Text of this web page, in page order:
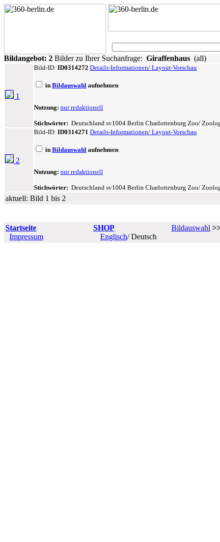
Bildangebot: 2 Bilder zu Ihrer Suchanfrage: Giraffenhaus (all)
1
Bild-ID: ID0314272 Details-Informationen/ Layout-Vorschau
in Bildauswahl aufnehmen
Nutzung: nur redaktionell
Stichwörter: Deutschland sv1004 Berlin Charlottenburg Zoo/
2
Bild-ID: ID0314271 Details-Informationen/ Layout-Vorschau
in Bildauswahl aufnehmen
Nutzung: nur redaktionell
Stichwörter: Deutschland sv1004 Berlin Charlottenburg Zoo/
aktuell: Bild 1 bis 2
Startseite SHOP Bildauswahl
Impressum
Englisch/ Deutsch